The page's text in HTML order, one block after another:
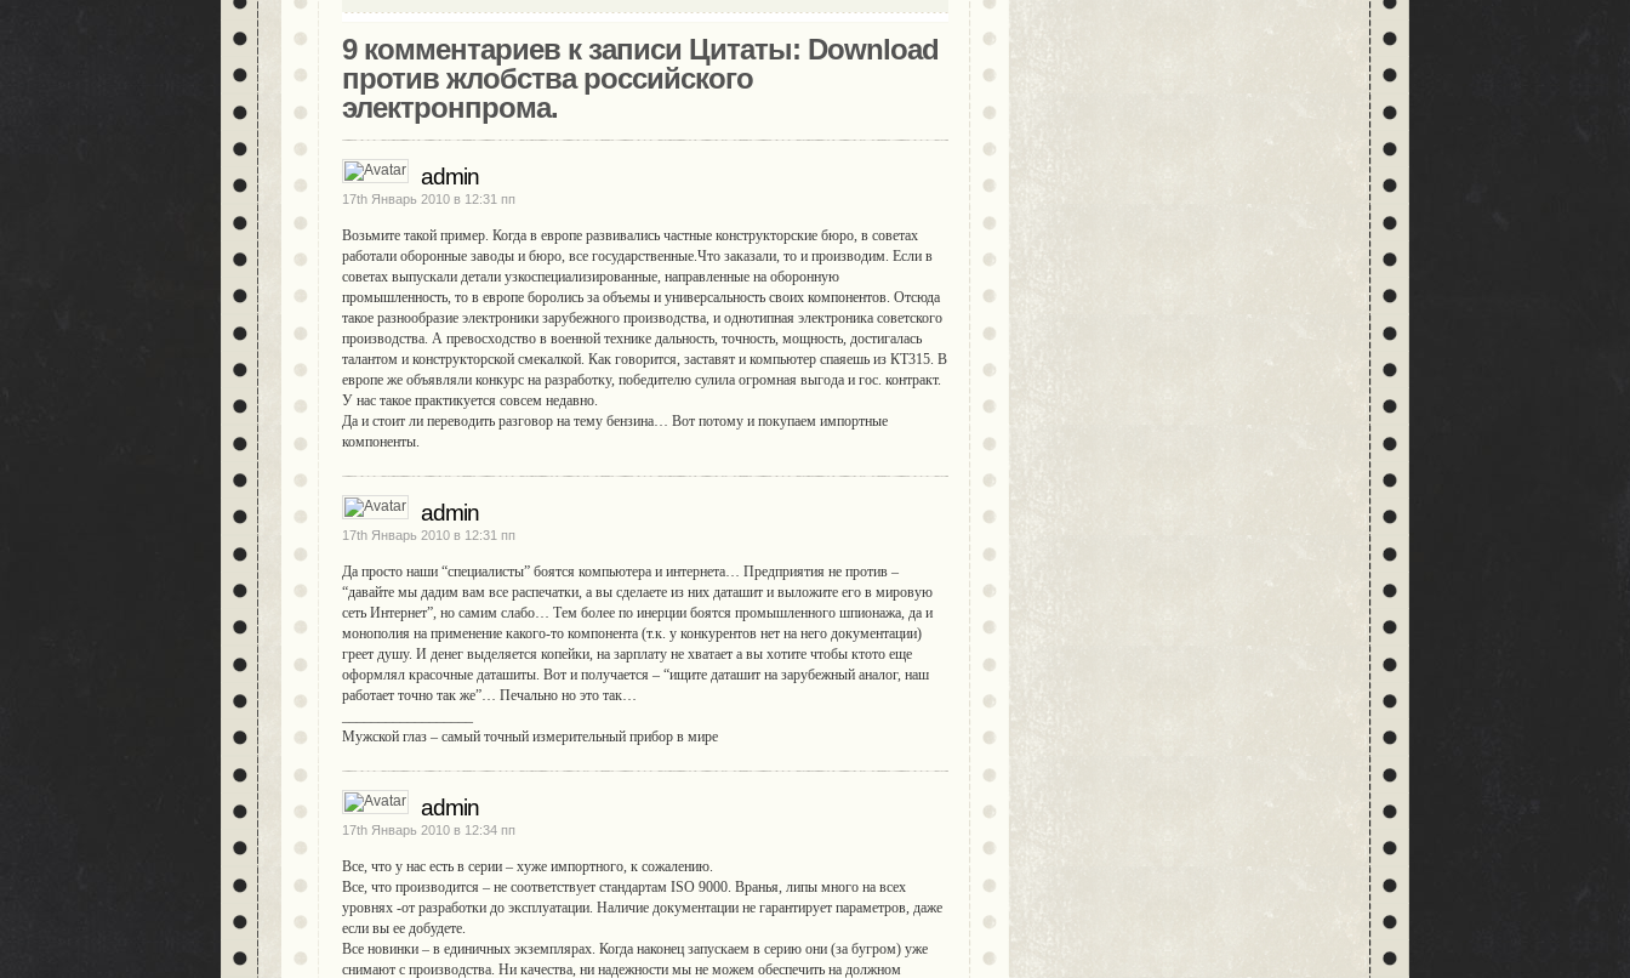
9 комментариев к записи Цитаты: Download
против жлобства российского
электронпрома.
admin
17th Январь 2010 в 12:31 пп
Возьмите такой пример. Когда в европе развивались частные конструкторские бюро, в советах
работали оборонные заводы и бюро, все государственные.Что заказали, то и производим. Если в
советах выпускали детали узкоспециализированные, направленные на оборонную
промышленность, то в европе боролись за объемы и универсальность своих компонентов. Отсюда
такое разнообразие электроники зарубежного производства, и однотипная электроника советского
производства. А превосходство в военной технике дальность, точность, мощность, достигалась
талантом и конструкторской смекалкой. Как говорится, заставят и компьютер спаяешь из КТ315. В
европе же объявляли конкурс на разработку, победителю сулила огромная выгода и гос. контракт.
У нас такое практикуется совсем недавно.
Да и стоит ли переводить разговор на тему бензина… Вот потому и покупаем импортные
компоненты.
admin
17th Январь 2010 в 12:31 пп
Да просто наши “специалисты” боятся компьютера и интернета… Предприятия не против –
“давайте мы дадим вам все распечатки, а вы сделаете из них даташит и выложите его в мировую
сеть Интернет”, но самим слабо… Тем более по инерции боятся промышленного шпионажа, да и
монополия на применение какого-то компонента (т.к. у конкурентов нет на него документации)
греет душу. И денег выделяется копейки, на зарплату не хватает а вы хотите чтобы ктото еще
оформлял красочные даташиты. Вот и получается – “ищите даташит на зарубежный аналог, наш
работает точно так же”… Печально но это так…
Мужской глаз – самый точный измерительный прибор в мире
admin
17th Январь 2010 в 12:34 пп
Все, что у нас есть в серии – хуже импортного, к сожалению.
Все, что производится – не соответствует стандартам ISO 9000. Вранья, липы много на всех
уровнях -от разработки до эксплуатации. Наличие документации не гарантирует параметров, даже
если вы ее добудете.
Все новинки – в единичных экземплярах. Когда наконец запускаем в серию они (за бугром) уже
снимают с производства. Ни качества, ни надежности мы не можем обеспечить на должном